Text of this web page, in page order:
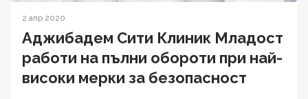
2 апр 2020
Аджибадем Сити Клиник Младост
работи на пълни обороти при най-
високи мерки за безопаснoст